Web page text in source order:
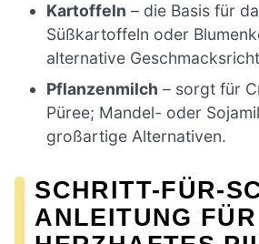
Kartoffeln – die Basis für
Süßkartoffeln oder
alternative
Pflanzenmilch – sorgt für
Püree; Mandel- oder
großartige Alternativen.
SCHRITT-FÜR-
ANLEITUNG FÜR